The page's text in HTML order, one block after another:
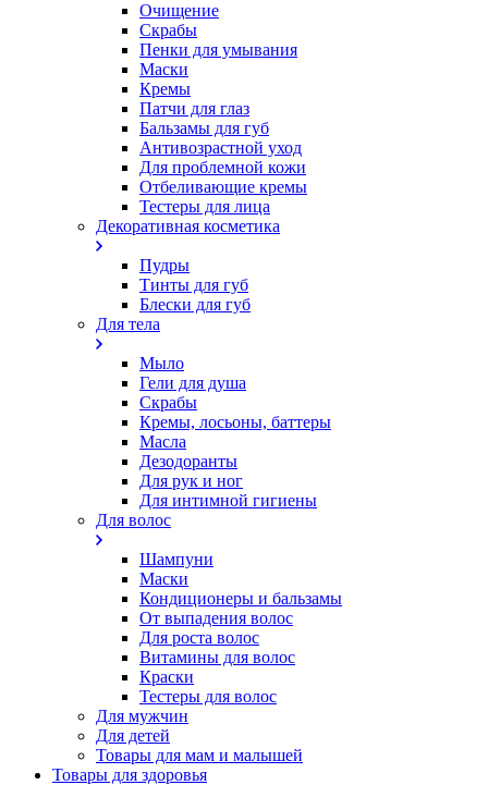
Очищение
Скрабы
Пенки для умывания
Маски
Кремы
Патчи для глаз
Бальзамы для губ
Антивозрастной уход
Для проблемной кожи
Oтбеливающие кремы
Тестеры для лица
Декоративная косметика
Пудры
Тинты для губ
Блески для губ
Для тела
Мыло
Гели для душа
Скрабы
Кремы, лосьоны, баттеры
Масла
Дезодоранты
Для рук и ног
Для интимной гигиены
Для волос
Шампуни
Маски
Кондиционеры и бальзамы
От выпадения волос
Для роста волос
Витамины для волос
Краски
Тестеры для волос
Для мужчин
Для детей
Товары для мам и малышей
Товары для здоровья